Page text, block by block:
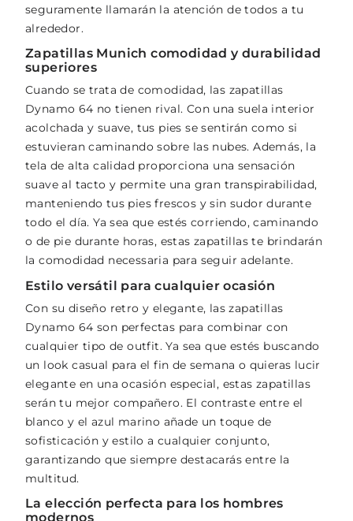
seguramente llamarán la atención de todos a tu
alrededor.
Zapatillas Munich comodidad y durabilidad
superiores
Cuando se trata de comodidad, las zapatillas
Dynamo 64 no tienen rival. Con una suela interior
acolchada y suave, tus pies se sentirán como si
estuvieran caminando sobre las nubes. Además, la
tela de alta calidad proporciona una sensación
suave al tacto y permite una gran transpirabilidad,
manteniendo tus pies frescos y sin sudor durante
todo el día. Ya sea que estés corriendo, caminando
o de pie durante horas, estas zapatillas te brindarán
la comodidad necessaria para seguir adelante.
Estilo versátil para cualquier ocasión
Con su diseño retro y elegante, las zapatillas
Dynamo 64 son perfectas para combinar con
cualquier tipo de outfit. Ya sea que estés buscando
un look casual para el fin de semana o quieras lucir
elegante en una ocasión especial, estas zapatillas
serán tu mejor compañero. El contraste entre el
blanco y el azul marino añade un toque de
sofisticación y estilo a cualquier conjunto,
garantizando que siempre destacarás entre la
multitud.
La elección perfecta para los hombres
modernos